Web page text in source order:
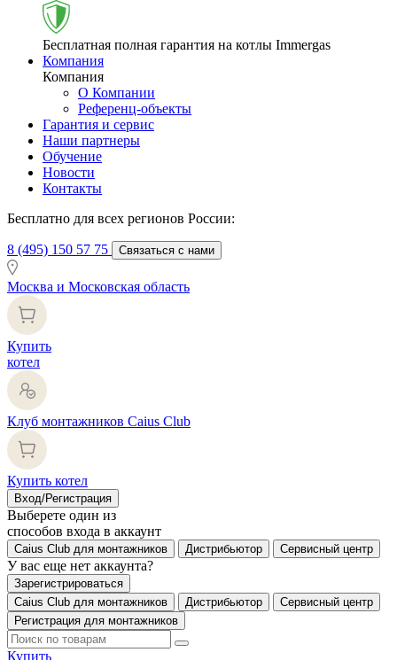
Бесплатная полная гарантия на котлы Immergas
Компания
Компания
О Компании
Референц-объекты
Гарантия и сервис
Наши партнеры
Обучение
Новости
Контакты
Бесплатно для всех регионов России:
8 (495) 150 57 75 Связаться с нами
Москва и Московская область
Купить
котел
Клуб монтажников Caius Club
Купить котел
Вход/Регистрация
Выберете один из
способов входа в аккаунт
Caius Club для монтажников Дистрибьютор Сервисный центр
У вас еще нет аккаунта?
Зарегистрироваться
Caius Club для монтажников
Дистрибьютор
Сервисный центр
Регистрация для монтажников
Купить